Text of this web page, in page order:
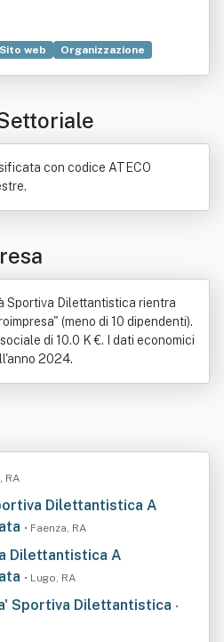
Sito web
Organizzazione
europea
con codice ATECO
Sportiva Dilettantistica rientra
(meno di 10 dipendenti).
di 10.0 K €. I dati economici
2024.
RA
Dilettantistica A
• Faenza, RA
Dilettantistica A
• Lugo, RA
Sportiva Dilettantistica •